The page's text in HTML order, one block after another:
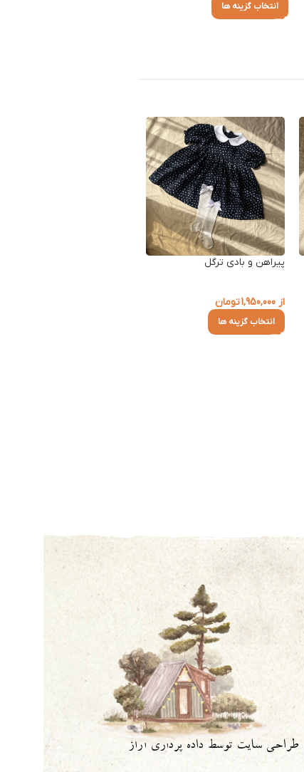
انتخاب گزینه ها
پیراهن و بادی ترگل
از 1,950,000تومان
انتخاب گزینه ها
داده پردازی آراز توسط طراحی سایت